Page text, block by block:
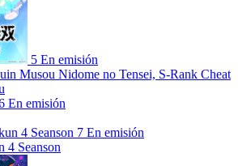
5 En emisión
Musou Nidome no Tensei, S-Rank Cheat
En emisión
7 En emisión
4 Seanson